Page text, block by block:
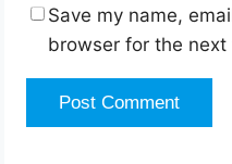
Save my name,
browser for the next